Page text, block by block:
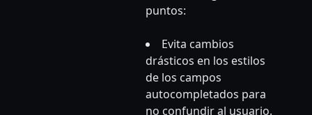
puntos:
Evita cambios
drásticos en los estilos
de los campos
autocompletados para
no confundir al usuario.